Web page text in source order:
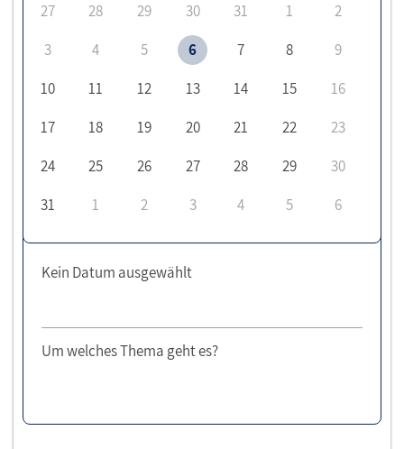
27 28 29 30 31 1
2
3
4 5 6 7 8
9
10
11 12 13 14 15
16
17
18 19 20 21 22
23
24
25 26 27 28 29
30
31
1 2 3 4 5 6
Kein Datum ausgewählt
Um welches Thema geht es?